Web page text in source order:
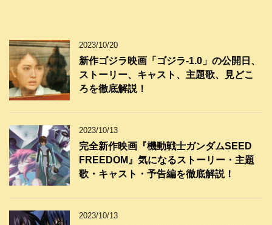
2023/10/20
新作ゴジラ映画「ゴジラ-1.0」の公開日、
ストーリー、キャスト、主題歌、見どこ
ろを徹底解説！
2023/10/13
完全新作映画『機動戦士ガンダムSEED
FREEDOM』気になるストーリー・主題
歌・キャスト・予告編を徹底解説！
2023/10/13